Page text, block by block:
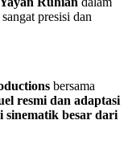
presisi dan
bersama
resmi dan adaptasi
sinematik besar dari